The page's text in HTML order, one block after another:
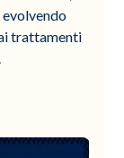
trattamenti